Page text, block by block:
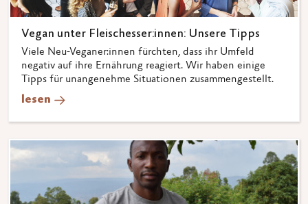
Vegan unter Fleischesser:innen: Unsere Tipps
Viele Neu-Veganer:innen fürchten, dass ihr Umfeld
negativ auf ihre Ernährung reagiert. Wir haben einige
Tipps für unangenehme Situationen zusammengestellt.
lesen